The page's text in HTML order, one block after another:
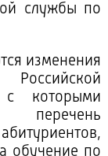
службы по
изменения
с которыми
перечень
обучение по